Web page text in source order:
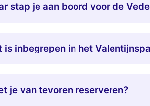
stap je aan boord voor de
is inbegrepen in het
je van tevoren reserveren?